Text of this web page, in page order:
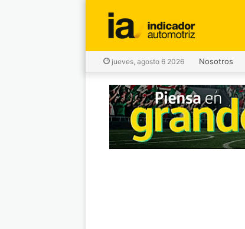
jueves, agosto 6 2026 Nosotros